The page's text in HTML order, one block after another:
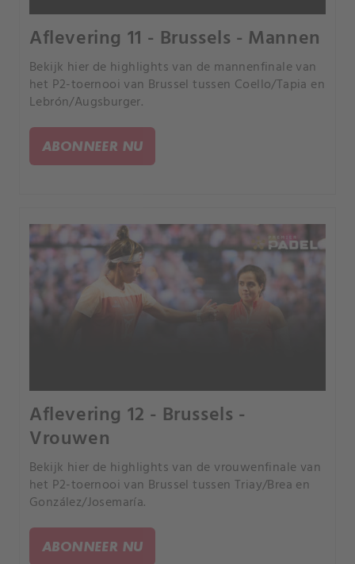
Aflevering 11 - Brussels - Mannen
Bekijk hier de highlights van de mannenfinale van
het P2-toernooi van Brussel tussen Coello/Tapia en
Lebrón/Augsburger.
ABONNEER NU
Aflevering 12 - Brussels -
Vrouwen
Bekijk hier de highlights van de vrouwenfinale van
het P2-toernooi van Brussel tussen Triay/Brea en
González/Josemaría.
ABONNEER NU